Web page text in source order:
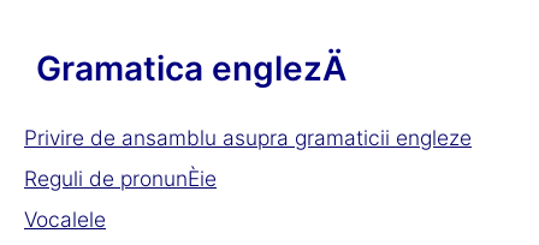
Gramatica englezÄ
Privire de ansamblu asupra gramaticii engleze
Reguli de pronunÈie
Vocalele